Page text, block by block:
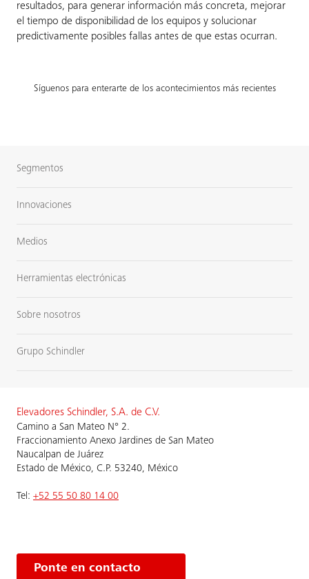
resultados, para generar información más concreta, mejorar
el tiempo de disponibilidad de los equipos y solucionar
predictivamente posibles fallas antes de que estas ocurran.
Síguenos para enterarte de los acontecimientos más recientes
Segmentos
Innovaciones
Medios
Herramientas electrónicas
Sobre nosotros
Grupo Schindler
Elevadores Schindler, S.A. de C.V.
Camino a San Mateo N° 2.
Fraccionamiento Anexo Jardines de San Mateo
Naucalpan de Juárez
Estado de México, C.P. 53240, México
Tel: +52 55 50 80 14 00
Ponte en contacto